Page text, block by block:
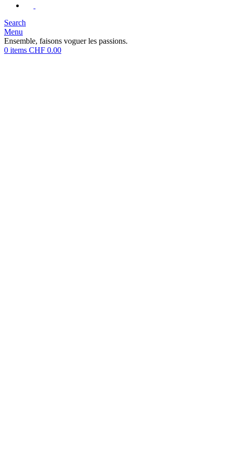
Search
Menu
Ensemble, faisons voguer les passions.
0 items CHF 0.00